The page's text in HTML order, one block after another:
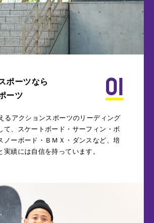
01
ポーツなら
ーツ
るアクションスポーツのリーディング
て、スケートボード・サーフィン・ボ
ノーボード・ＢＭＸ・ダンスなど、培
実績には自信を持っています。